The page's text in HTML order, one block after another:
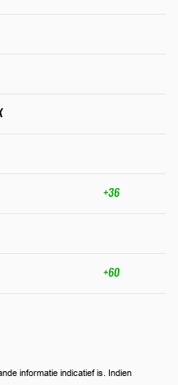
+36
+60
informatie indicatief is. Indien